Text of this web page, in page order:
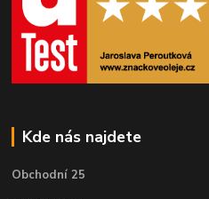
Kde nás najdete
Obchodní 25